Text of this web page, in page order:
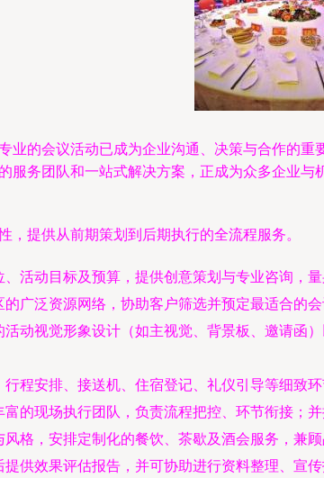
业的会议活动已成为企业沟通、决策与合作的
服务团队和一站式解决方案，正成为众多企业与
，提供从前期策划到后期执行的全流程服务。
、活动目标及预算，提供创意策划与专业咨询，
的广泛资源网络，协助客户筛选并预定最适合的
活动视觉形象设计（如主视觉、背景板、邀请函
程安排、接送机、住宿登记、礼仪引导等细致
富的现场执行团队，负责流程把控、环节衔接；
风格，安排定制化的餐饮、茶歇及酒会服务，兼顾
提供效果评估报告，并可协助进行资料整理、宣